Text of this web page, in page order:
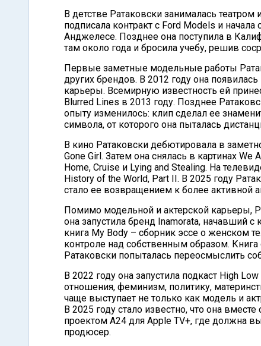
В детстве Ратаковски занималась театром
подписала контракт с Ford Models и
Анджелесе. Позднее она поступила в
там около года и бросила учебу, решив
Первые заметные модельные работы
других брендов. В 2012 году она
карьеры. Всемирную известность ей
Blurred Lines в 2013 году. Позднее
опыту изменилось: клип сделал ее
символа, от которого она пыталась
В кино Ратаковски дебютировала в
Gone Girl. Затем она снялась в картинах We
Home, Cruise и Lying and Stealing. На
History of the World, Part II. В 2025 году
стало ее возвращением к более активной
Помимо модельной и актерской карьеры,
она запустила бренд Inamorata, начавший
книга My Body – сборник эссе о женском
контроле над собственным образом.
Ратаковски попыталась переосмыслить
В 2022 году она запустила подкаст High
отношения, феминизм, политику,
чаще выступает не только как модель и
В 2025 году стало известно, что она
проектом A24 для Apple TV+, где должна
продюсер.